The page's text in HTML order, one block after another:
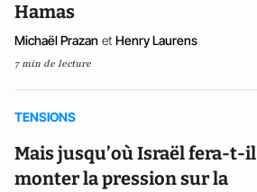
Hamas
Michaël Prazan et Henry Laurens
7 min de lecture
TENSIONS
Mais jusqu’où Israël fera-t-il
monter la pression sur la